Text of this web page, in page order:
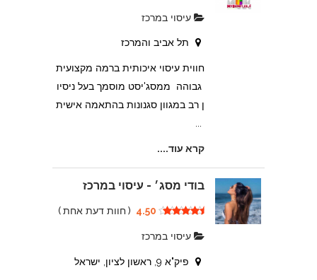
עיסוי במרכז
תל אביב והמרכז
חווית עיסוי איכותית ברמה מקצועית
גבוהה ממסג'יסט מוסמך בעל ניסיו
ן רב במגוון סגנונות בהתאמה אישית
...
קרא עוד....
בודי מסג׳ - עיסוי במרכז
4.50
( חוות דעת אחת)
עיסוי במרכז
פיק"א 9, ראשון לציון, ישראל